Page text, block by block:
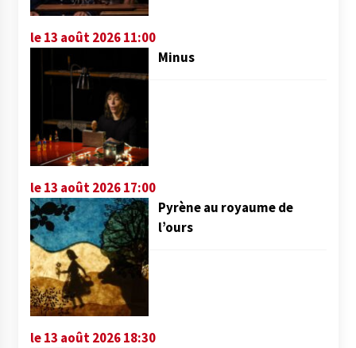
le 13 août 2026 11:00
Minus
le 13 août 2026 17:00
Pyrène au royaume de
l’ours
le 13 août 2026 18:30